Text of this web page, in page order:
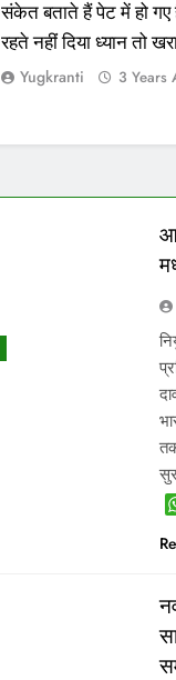
संकेत बताते हैं पेट में हो गए
रहते नहीं दिया ध्यान तो
हालतYugkranti 3 Years